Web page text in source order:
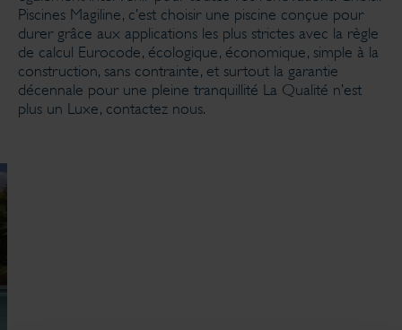
Piscines Magiline, c’est choisir une piscine conçue pour
durer grâce aux applications les plus strictes avec la règle
de calcul Eurocode, écologique, économique, simple à la
construction, sans contrainte, et surtout la garantie
décennale pour une pleine tranquillité La Qualité n’est
plus un Luxe, contactez nous.